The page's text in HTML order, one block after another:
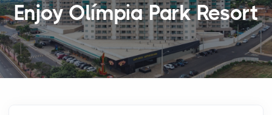
Enjoy Olímpia Park Resort